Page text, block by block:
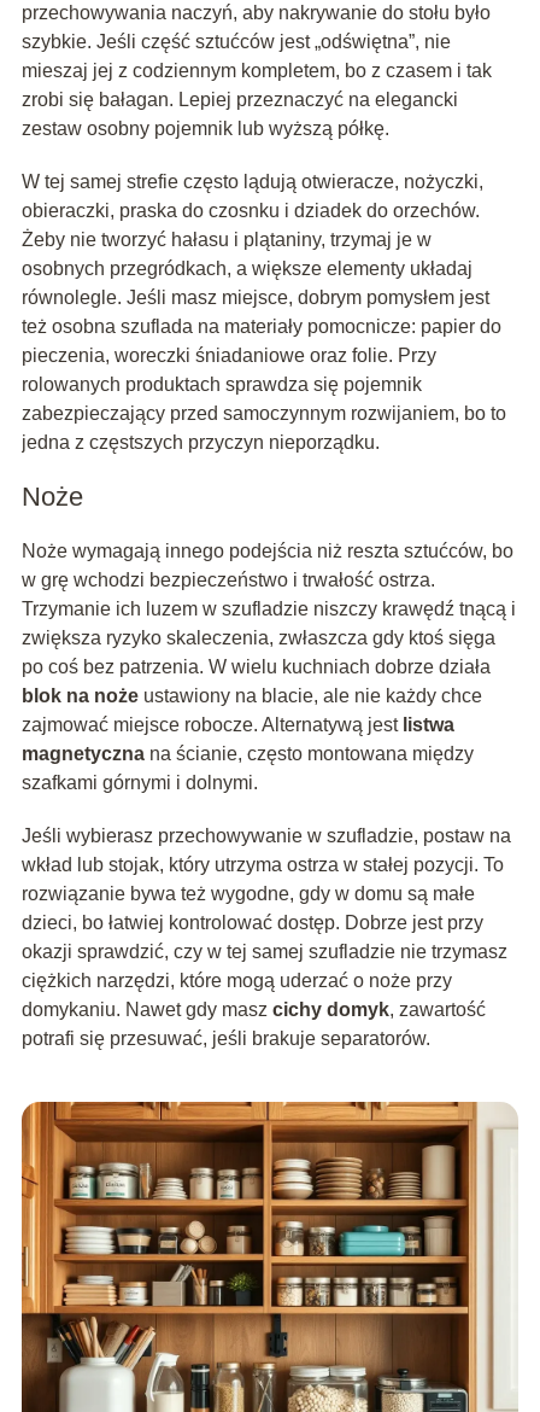
przechowywania naczyń, aby nakrywanie do stołu było
szybkie. Jeśli część sztućców jest „odświętna”, nie
mieszaj jej z codziennym kompletem, bo z czasem i tak
zrobi się bałagan. Lepiej przeznaczyć na elegancki
zestaw osobny pojemnik lub wyższą półkę.
W tej samej strefie często lądują otwieracze, nożyczki,
obieraczki, praska do czosnku i dziadek do orzechów.
Żeby nie tworzyć hałasu i plątaniny, trzymaj je w
osobnych przegródkach, a większe elementy układaj
równolegle. Jeśli masz miejsce, dobrym pomysłem jest
też osobna szuflada na materiały pomocnicze: papier do
pieczenia, woreczki śniadaniowe oraz folie. Przy
rolowanych produktach sprawdza się pojemnik
zabezpieczający przed samoczynnym rozwijaniem, bo to
jedna z częstszych przyczyn nieporządku.
Noże
Noże wymagają innego podejścia niż reszta sztućców, bo
w grę wchodzi bezpieczeństwo i trwałość ostrza.
Trzymanie ich luzem w szufladzie niszczy krawędź tnącą i
zwiększa ryzyko skaleczenia, zwłaszcza gdy ktoś sięga
po coś bez patrzenia. W wielu kuchniach dobrze działa
blok na nożeustawiony na blacie, ale nie każdy chce
zajmować miejsce robocze. Alternatywą jest listwa
magnetycznana ścianie, często montowana między
szafkami górnymi i dolnymi.
Jeśli wybierasz przechowywanie w szufladzie, postaw na
wkład lub stojak, który utrzyma ostrza w stałej pozycji. To
rozwiązanie bywa też wygodne, gdy w domu są małe
dzieci, bo łatwiej kontrolować dostęp. Dobrze jest przy
okazji sprawdzić, czy w tej samej szufladzie nie trzymasz
ciężkich narzędzi, które mogą uderzać o noże przy
domykaniu. Nawet gdy masz cichy domyk, zawartość
potrafi się przesuwać, jeśli brakuje separatorów.